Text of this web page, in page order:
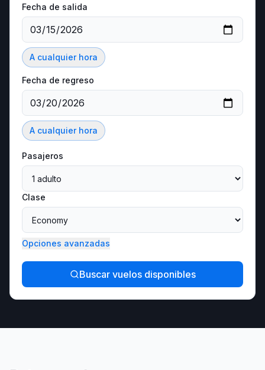
Fecha de salida
A cualquier hora
Fecha de regreso
A cualquier hora
Pasajeros
Clase
Opciones avanzadas
Buscar vuelos disponibles